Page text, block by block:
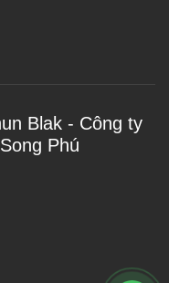
Blak - Công ty
Phú